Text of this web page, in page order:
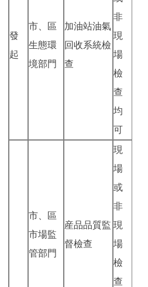
發
起
市、區
生態環
境部門
加油站油氣
回收系統檢
查
非
現
場
檢
查
均
可
市、區
市場監
管部門
産品品質監
督檢查
現
場
或
非
現
場
檢
查